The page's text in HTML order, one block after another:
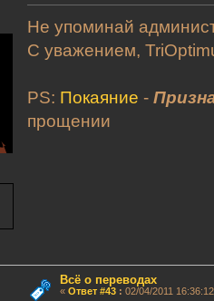
Не упоминай
С уважением,
PS: Покаяние -
прощении
Всё о переводах
« Ответ #43: 02/04/2011